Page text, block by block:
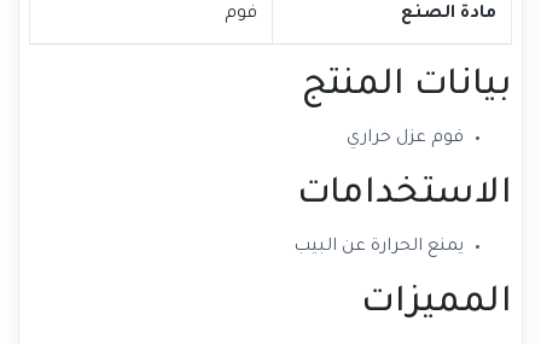
مادة الصنع فوم
بيانات المنتج
فوم عزل حراري
الاستخدامات
يمنع الحرارة عن البيب
المميزات